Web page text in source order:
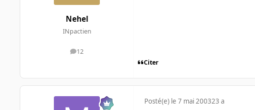
Nehel
INpactien
12
messages
Citer
Posté(e) le 7 mai 200323 a